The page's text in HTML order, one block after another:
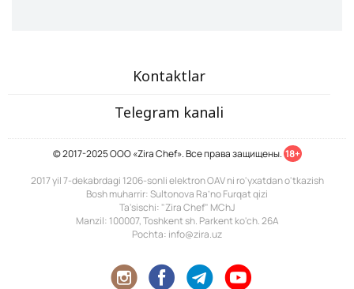
Kontaktlar
Telegram kanali
© 2017-2025 ООО «Zira Chef». Все права защищены. 18+
2017 yil 7-dekabrdagi 1206-sonli elektron OAV ni ro'yxatdan o'tkazish
Bosh muharrir: Sultonova Ra’no Furqat qizi
Ta'sischi: "Zira Chef" MChJ
Manzil: 100007, Toshkent sh. Parkent ko'ch. 26A
Pochta: info@zira.uz